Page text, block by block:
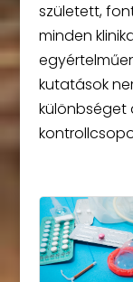
született,
minden
kutatások
különbséget